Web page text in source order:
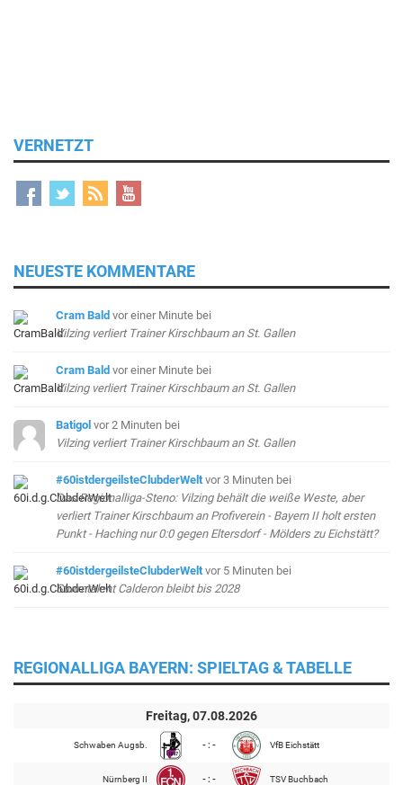
VERNETZT
NEUESTE KOMMENTARE
Cram Bald vor einer Minute bei
Vilzing verliert Trainer Kirschbaum an St. Gallen
Cram Bald vor einer Minute bei
Vilzing verliert Trainer Kirschbaum an St. Gallen
Batigol vor 2 Minuten bei
Vilzing verliert Trainer Kirschbaum an St. Gallen
#60istdergeilsteClubderWelt vor 3 Minuten bei
Das Regionalliga-Steno: Vilzing behält die weiße Weste, aber
verliert Trainer Kirschbaum an Profiverein - Bayern II holt ersten
Punkt - Haching nur 0:0 gegen Eltersdorf - Mölders zu Eichstätt?
#60istdergeilsteClubderWelt vor 5 Minuten bei
Sturmtalent Calderon bleibt bis 2028
REGIONALLIGA BAYERN: SPIELTAG & TABELLE
Freitag, 07.08.2026
Schwaben Augsb. - : - VfB Eichstätt
Nürnberg II - : - TSV Buchbach